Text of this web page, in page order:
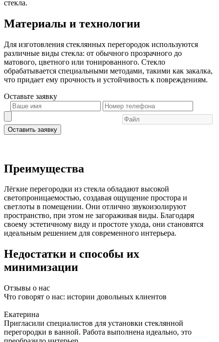
стекла.
Материалы и технологии
Для изготовления стеклянных перегородок используются
различные виды стекла: от обычного прозрачного до
матового, цветного или тонированного. Стекло
обрабатывается специальными методами, такими как закалка,
что придает ему прочность и устойчивость к повреждениям.
Оставьте заявку
Оставить заявку
Преимущества
Лёгкие перегородки из стекла обладают высокой
светопроницаемостью, создавая ощущение простора и
светлоты в помещении. Они отлично звукоизолируют
пространство, при этом не загораживая виды. Благодаря
своему эстетичному виду и простоте ухода, они становятся
идеальным решением для современного интерьера.
Недостатки и способы их
минимизации
Отзывы о нас
Что говорят о нас: истории довольных клиентов
Екатерина
Пригласили специалистов для установки стеклянной
перегородки в ванной. Работа выполнена идеально, это